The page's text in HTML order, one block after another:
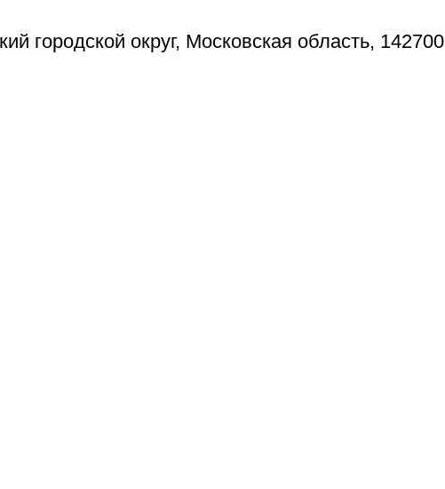
городской округ, Московская область, 142700